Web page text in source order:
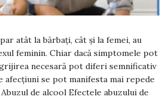
atât la bărbați, cât și la femei, au
feminin. Chiar dacă simptomele pot
necesară pot diferi semnificativ
afecțiuni se pot manifesta mai repede
de alcool Efectele abuzului de